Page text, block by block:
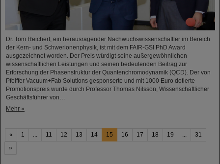
Dr. Tom Reichert, ein herausragender Nachwuchswissenschaftler im Bereich
der Kern- und Schwerionenphysik, ist mit dem FAIR-GSI PhD Award
ausgezeichnet worden. Der Preis würdigt seine außergewöhnlichen
wissenschaftlichen Leistungen und seinen bedeutenden Beitrag zur
Erforschung der Phasenstruktur der Quantenchromodynamik (QCD). Der von
Pfeiffer Vacuum+Fab Solutions gesponserte und mit 1000 Euro dotierte
Promotionspreis wurde durch Professor Thomas Nilsson, Wissenschaftlicher
Geschäftsführer von…
Mehr »
« 1 11 12 13 14 15 16 17 18 19
31
»